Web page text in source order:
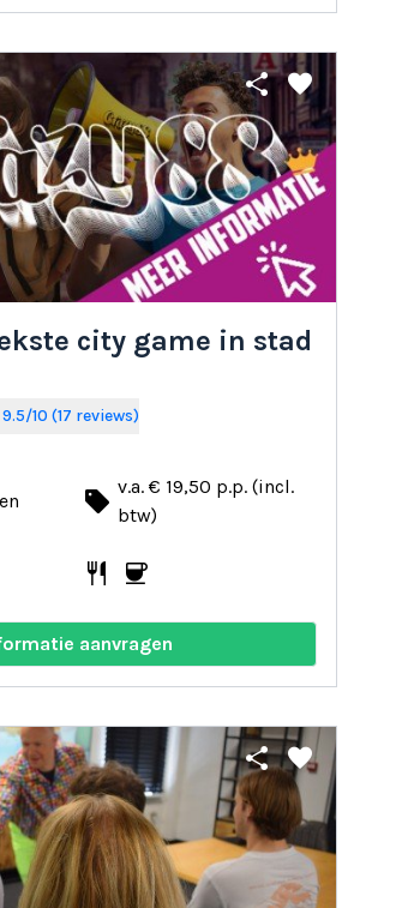
share favorite
city game in stad
9.5/10 (17 reviews)
local_offer v.a. € 19,50 p.p. (incl.
btw)
restaurant coffee
aanvragen
share favorite